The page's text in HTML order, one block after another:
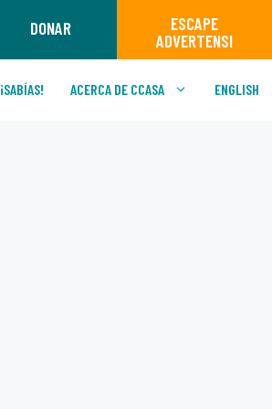
DONAR
ESCAPE
ADVERTENSI
¡SABÍAS! ACERCA DE CCASA ENGLISH